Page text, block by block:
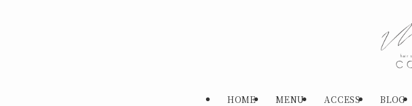
HOME MENU ACCESS BLOG